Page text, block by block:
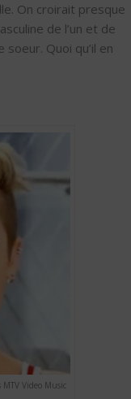
On croirait presque
de l’un et de
Quoi qu’il en
Video Music